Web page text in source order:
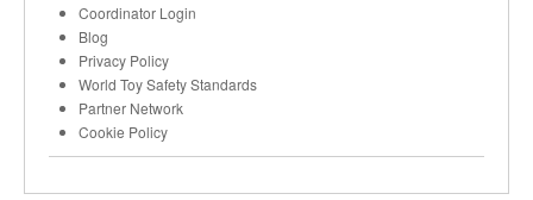
Coordinator Login
Blog
Privacy Policy
World Toy Safety Standards
Partner Network
Cookie Policy